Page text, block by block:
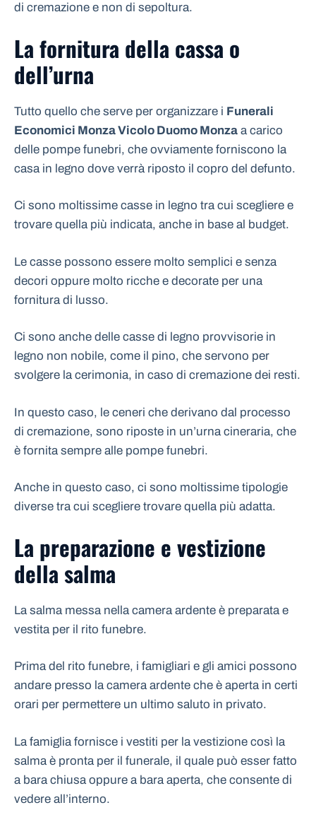
di cremazione e non di sepoltura.
La fornitura della cassa o
dell’urna
Tutto quello che serve per organizzare i Funerali
Economici Monza Vicolo Duomo Monza a carico
delle pompe funebri, che ovviamente forniscono la
casa in legno dove verrà riposto il copro del defunto.
Ci sono moltissime casse in legno tra cui scegliere e
trovare quella più indicata, anche in base al budget.
Le casse possono essere molto semplici e senza
decori oppure molto ricche e decorate per una
fornitura di lusso.
Ci sono anche delle casse di legno provvisorie in
legno non nobile, come il pino, che servono per
svolgere la cerimonia, in caso di cremazione dei resti.
In questo caso, le ceneri che derivano dal processo
di cremazione, sono riposte in un’urna cineraria, che
è fornita sempre alle pompe funebri.
Anche in questo caso, ci sono moltissime tipologie
diverse tra cui scegliere trovare quella più adatta.
La preparazione e vestizione
della salma
La salma messa nella camera ardente è preparata e
vestita per il rito funebre.
Prima del rito funebre, i famigliari e gli amici possono
andare presso la camera ardente che è aperta in certi
orari per permettere un ultimo saluto in privato.
La famiglia fornisce i vestiti per la vestizione così la
salma è pronta per il funerale, il quale può esser fatto
a bara chiusa oppure a bara aperta, che consente di
vedere all’interno.